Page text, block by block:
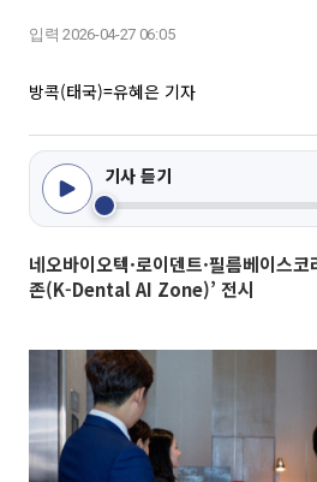
입력 2026-04-27 06:05
방콕(태국)=유혜은 기자
기사 듣기
네오바이오텍·로이덴트·필름베이스
존(K-Dental AI Zone)’ 전시